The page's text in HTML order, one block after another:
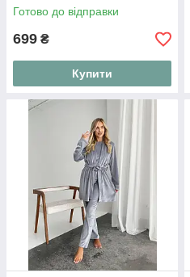
Готово до відправки
699 ₴
Купити